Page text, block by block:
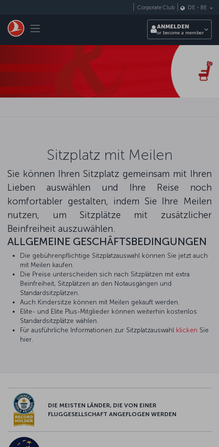
Toggle navigation
Corporate Club DE - BE
ANMELDEN
or become a member
Sitzplatz mit Meilen
Sie können Ihren Sitzplatz gemeinsam mit Ihren
Lieben auswählen und Ihre Reise noch
komfortabler gestalten, indem Sie Ihre Meilen
nutzen, um Sitzplätze mit zusätzlicher
Beinfreiheit auszuwählen.
ALLGEMEINE GESCHÄFTSBEDINGUNGEN
Die gebührenpflichtige Sitzplatzauswahl können Sie jetzt auch
mit Meilen kaufen.
Die Preise unterscheiden sich nach Sitzplätzen mit extra
Beinfreiheit, Sitzplätzen an den Notausgängen und
Standardsitzplätzen.
Auch Kindersitze können mit Meilen gekauft werden.
Elite- und Elite Plus-Mitglieder können weiterhin kostenlos
Standardsitzplätze wählen.
Für ausführliche Informationen zur Sitzplatzauswahl klicken Sie
hier.
DIE MEISTEN LÄNDER, DIE VON EINER
FLUGGESELLSCHAFT ANGEFLOGEN WERDEN